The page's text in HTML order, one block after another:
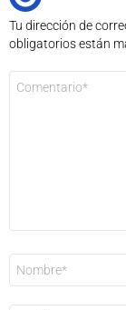
Tu dirección de
obligatorios están